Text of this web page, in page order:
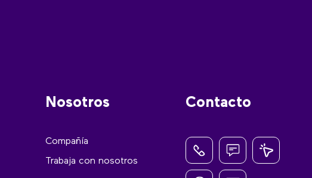
Nosotros
Compañía
Trabaja con nosotros
Contacto